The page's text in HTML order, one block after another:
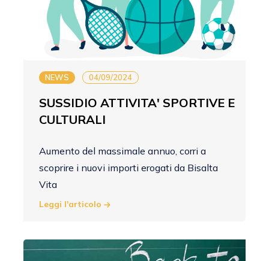
NEWS 04/09/2024
SUSSIDIO ATTIVITA' SPORTIVE E
CULTURALI
Aumento del massimale annuo, corri a
scoprire i nuovi importi erogati da Bisalta
Vita
Leggi l'articolo